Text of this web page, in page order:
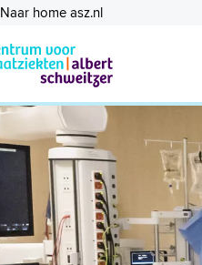
Naar home asz.nl